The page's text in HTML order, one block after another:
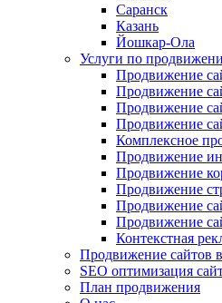
Саранск
Казань
Йошкар-Ола
Услуги по
Продвижение
Продвижение
Продвижение
Продвижение
Комплексное
Продвижение
Продвижение
Продвижение
Продвижение
Продвижение
Контекстная
Продвижение сайтов
SEO оптимизация
План продвижения